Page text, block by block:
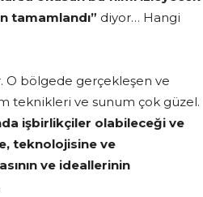
tamamlandı” diyor… Hangi
O bölgede gerçekleşen ve
teknikleri ve sunum çok güzel.
işbirlikçiler olabileceği ve
teknolojisine ve
ve ideallerinin